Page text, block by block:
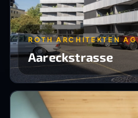
ROTH ARCHITEKTEN AG
Aareckstrasse